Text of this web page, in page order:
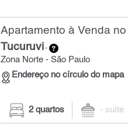
Apartamento à Venda
Tucuruvi-
Zona Norte - São Paulo
Endereço no círculo do mapa
2 quartos - suíte